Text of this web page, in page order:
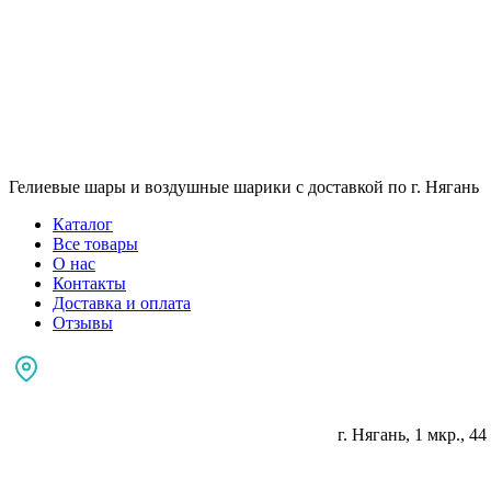
Гелиевые шары и воздушные шарики с доставкой по г. Нягань
Каталог
Все товары
О нас
Контакты
Доставка и оплата
Отзывы
г. Нягань, 1 мкр., 44